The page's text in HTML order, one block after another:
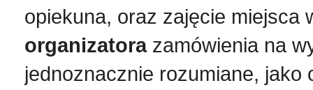
opiekuna, oraz zajęcie miejsca
organizatorazamówienia na
jednoznacznie rozumiane, jako